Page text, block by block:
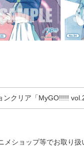
クリア「MyGO!!!!! vol.2
メショップ等でお取り扱